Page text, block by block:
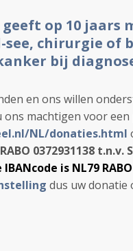
op 10 jaars
chirurgie of
bij
en ons willen
machtigen voor een
NL/donaties.html
0372931138 t.n.v.
IBANcode is NL79
dus uw donatie